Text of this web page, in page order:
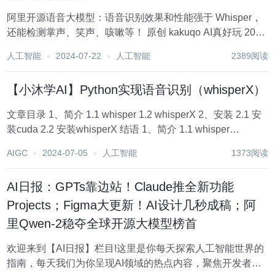
阿里开源语音大模型：语音识别效果和性能强于 Whisper，
还能检测掌声、笑声、咳嗽等！ 原创 kakuqo AI真好玩 2024
扮演着至关重要的角色，它不仅是人机交互的基石，也是推
人工智能 2024-07-22 人工智能 2389阅读
【小沐学AI】Python实现语音识别（whisperX）
文章目录 1、简介 1.1 whisper 1.2 whisperX 2、安装 2.1 安
装cuda 2.2 安装whisperX 结语 1、简介 1.1 whisper
AIGC 2024-07-05 人工智能 1373阅读
AI日报：GPTs靠边站！Claude推全新功能
Projects；Figma大更新！AI设计几秒成稿；阿
里Qwen-2稳夺全球开源大模型榜首
欢迎来到【AI日报】栏目!这里是你每天探索人工智能世界的
指南，每天我们为你呈现AI领域的热点内容，聚焦开发者，